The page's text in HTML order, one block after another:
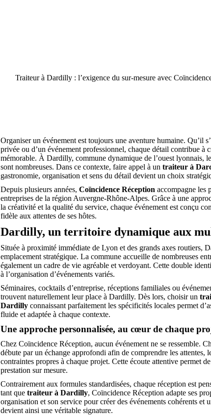
Traiteur à Dardilly : l’exigence du sur-mesure avec
Organiser un événement est toujours une aventure humaine. Qu’il
privée ou d’un événement professionnel, chaque détail contribue à
mémorable. À Dardilly, commune dynamique de l’ouest lyonnais,
sont nombreuses. Dans ce contexte, faire appel à un traiteur à
gastronomie, organisation et sens du détail devient un choix
Depuis plusieurs années, Coïncidence Réception accompagne les
entreprises de la région Auvergne-Rhône-Alpes. Grâce à une
la créativité et la qualité du service, chaque événement est conçu
fidèle aux attentes de ses hôtes.
Dardilly, un territoire dynamique aux
Située à proximité immédiate de Lyon et des grands axes routiers,
emplacement stratégique. La commune accueille de nombreuses
également un cadre de vie agréable et verdoyant. Cette double
à l’organisation d’événements variés.
Séminaires, cocktails d’entreprise, réceptions familiales ou
trouvent naturellement leur place à Dardilly. Dès lors, choisir un
Dardilly connaissant parfaitement les spécificités locales permet
fluide et adaptée à chaque contexte.
Une approche personnalisée, au cœur de chaque
Chez Coïncidence Réception, aucun événement ne se ressemble.
débute par un échange approfondi afin de comprendre les attentes,
contraintes propres à chaque projet. Cette écoute attentive permet
prestation sur mesure.
Contrairement aux formules standardisées, chaque réception est
tant que traiteur à Dardilly, Coïncidence Réception adapte ses
organisation et son service pour créer des événements cohérents et
devient ainsi une véritable signature.